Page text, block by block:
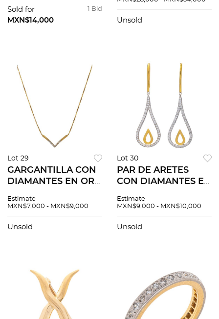
diamantes corte
brillante ~0.20 ct
1 Bid
Sold for
MXN$14,000
Unsold
Lot 29
GARGANTILLA CON
DIAMANTES EN ORO
Diamantes corte
Peso: 4.5 g
Estimate
MXN$7,000 - MXN$9,000
Unsold
Lot 30
PAR DE ARETES
CON DIAMANTES EN
BLANCO DE 18K.
brillante ~0.50 ct.
Estimate
MXN$9,000 - MXN$10,000
Unsold